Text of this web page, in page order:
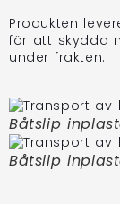
Produkten
för att skydda
under frakten.
Båtslip
Båtslip